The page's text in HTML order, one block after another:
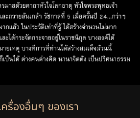
ครื่องอื่นๆ ของเรา